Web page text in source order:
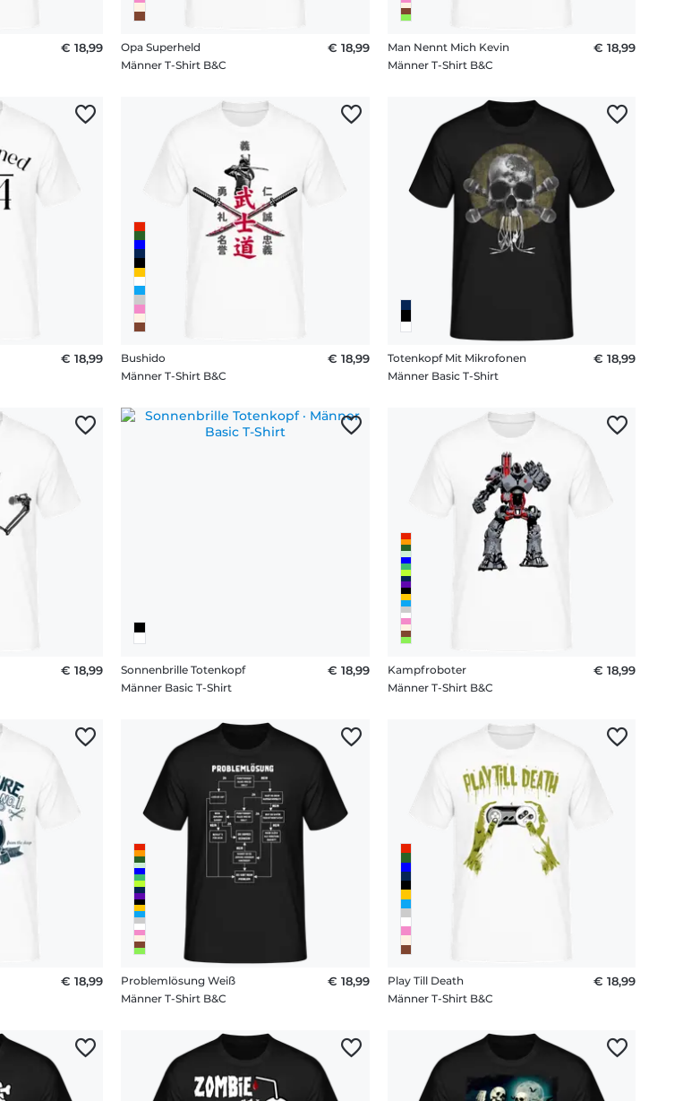
€ 18,99
Opa Superheld
Männer T-Shirt B&C
€ 18,99
Man Nennt Mich Kevin
Männer T-Shirt B&C
€ 18,99
€ 18,99
Bushido
Männer T-Shirt B&C
€ 18,99
Totenkopf Mit Mikrofonen
Männer Basic T-Shirt
€ 18,99
€ 18,99
Sonnenbrille Totenkopf
Männer Basic T-Shirt
€ 18,99
Kampfroboter
Männer T-Shirt B&C
€ 18,99
€ 18,99
Problemlösung Weiß
Männer T-Shirt B&C
€ 18,99
Play Till Death
Männer T-Shirt B&C
€ 18,99